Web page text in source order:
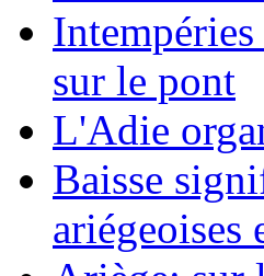
sur le pont
L'Adie
Baisse
ariégeoises